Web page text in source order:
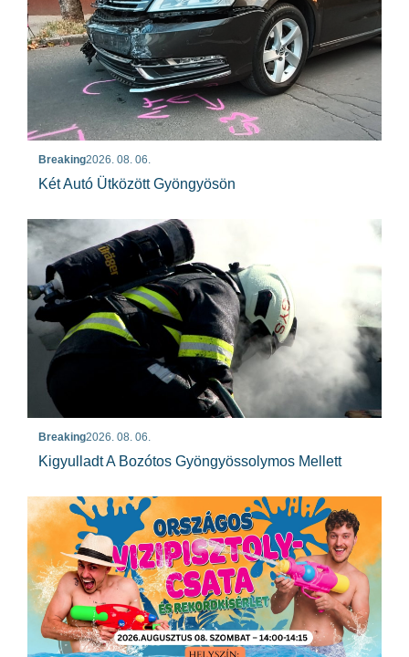
Breaking2026. 08. 06.
Két Autó Ütközött Gyöngyösön
Breaking2026. 08. 06.
Kigyulladt A Bozótos Gyöngyössolymos Mellett